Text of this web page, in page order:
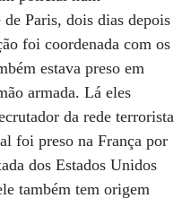
Paris, dois dias depois
foi coordenada com os
estava preso em
armada. Lá eles
da rede terrorista
foi preso na França por
dos Estados Unidos
também tem origem